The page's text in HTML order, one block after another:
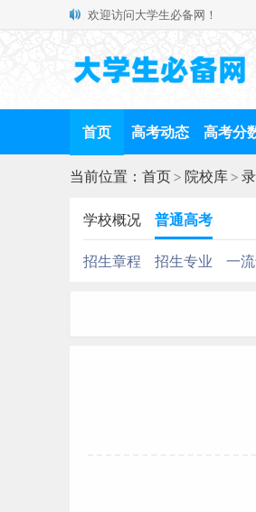
欢迎访问大学生必备网！
首页 高考动态 高考分
当前位置： 首页> 院校库>
学校概况 普通高考
招生章程 招生专业 一